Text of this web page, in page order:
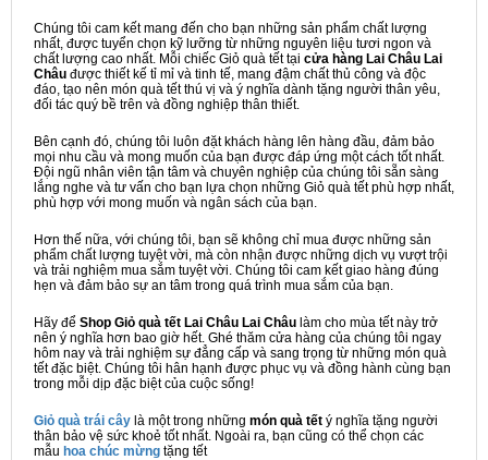
Chúng tôi cam kết mang đến cho bạn những sản phẩm chất lượng
nhất, được tuyển chọn kỹ lưỡng từ những nguyên liệu tươi ngon và
chất lượng cao nhất. Mỗi chiếc Giỏ quà tết tại cửa hàng Lai Châu Lai
Châu được thiết kế tỉ mỉ và tinh tế, mang đậm chất thủ công và độc
đáo, tạo nên món quà tết thú vị và ý nghĩa dành tặng người thân yêu,
đối tác quý bề trên và đồng nghiệp thân thiết.
Bên cạnh đó, chúng tôi luôn đặt khách hàng lên hàng đầu, đảm bảo
mọi nhu cầu và mong muốn của bạn được đáp ứng một cách tốt nhất.
Đội ngũ nhân viên tận tâm và chuyên nghiệp của chúng tôi sẵn sàng
lắng nghe và tư vấn cho bạn lựa chọn những Giỏ quà tết phù hợp nhất,
phù hợp với mong muốn và ngân sách của bạn.
Hơn thế nữa, với chúng tôi, bạn sẽ không chỉ mua được những sản
phẩm chất lượng tuyệt vời, mà còn nhận được những dịch vụ vượt trội
và trải nghiệm mua sắm tuyệt vời. Chúng tôi cam kết giao hàng đúng
hẹn và đảm bảo sự an tâm trong quá trình mua sắm của bạn.
Hãy để Shop Giỏ quà tết Lai Châu Lai Châu làm cho mùa tết này trở
nên ý nghĩa hơn bao giờ hết. Ghé thăm cửa hàng của chúng tôi ngay
hôm nay và trải nghiệm sự đẳng cấp và sang trọng từ những món quà
tết đặc biệt. Chúng tôi hân hạnh được phục vụ và đồng hành cùng bạn
trong mỗi dịp đặc biệt của cuộc sống!
Giỏ quà trái cây là một trong những món quà tết ý nghĩa tặng người
thân bảo vệ sức khoẻ tốt nhất. Ngoài ra, bạn cũng có thể chọn các
mẫu hoa chúc mừng tặng tết